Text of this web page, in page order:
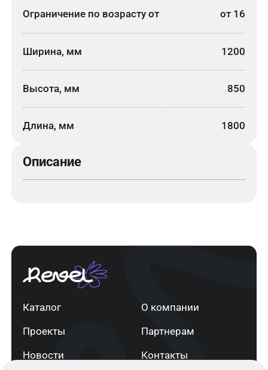
Ограничение по возрасту от от 16
Ширина, мм 1200
Высота, мм 850
Длина, мм 1800
Описание
Каталог
О компании
Проекты
Партнерам
Новости
Контакты